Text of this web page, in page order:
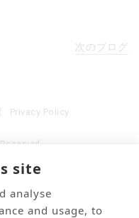
次のブログ
Privacy Policy
site
analyse
and usage, to